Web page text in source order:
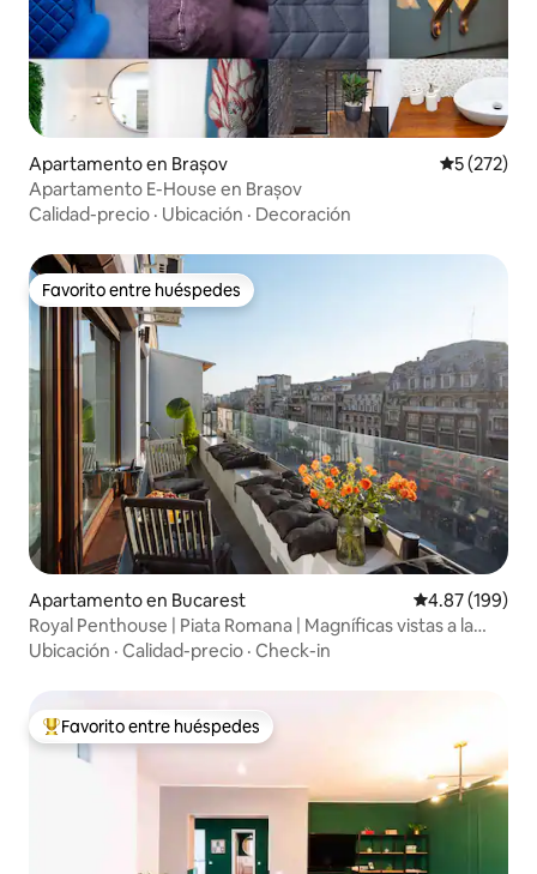
Apartamento en Brașov
5 (272)
Apartamento E-House en Brașov
Calidad-precio · Ubicación · Decoración
Favorito entre huéspedes
Favorito entre huéspedes
Apartamento en Bucarest Calificación
4.87 (199)
Royal Penthouse | Piata Romana | Magníficas vistas a la
ciudad
Ubicación · Calidad-precio · Check-in
Favorito entre huéspedes preferido
Favorito entre huéspedes